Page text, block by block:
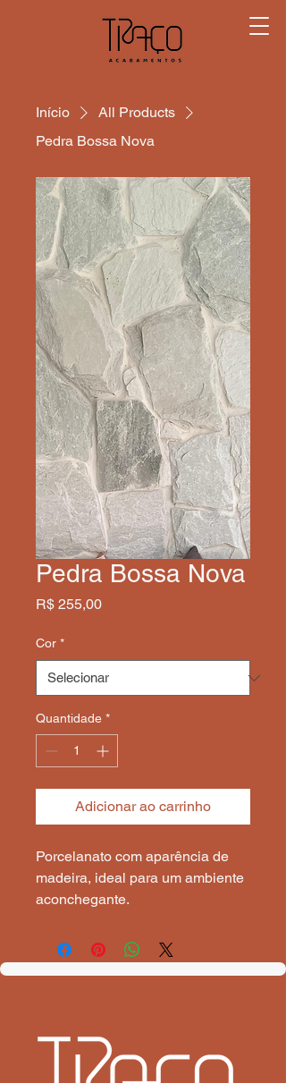
Início
All Products
Pedra Bossa Nova
Pedra Bossa Nova
R$ 255,00Preço
Cor *
Quantidade *
Adicionar ao carrinho
Porcelanato com aparência de
madeira, ideal para um ambiente
aconchegante.